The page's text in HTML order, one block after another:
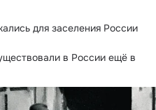
для заселения России
в России ещё в